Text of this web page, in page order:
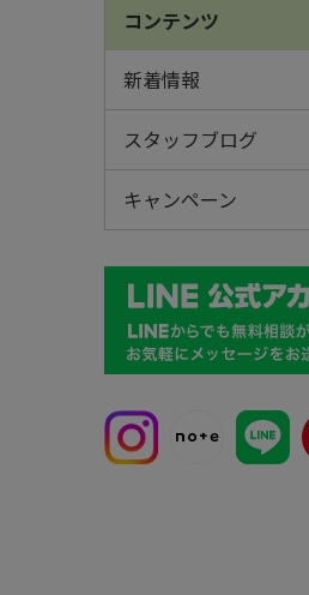
コンテンツ
新着情報
スタッフブログ
キャンペーン